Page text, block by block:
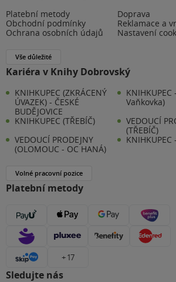
Platební metody
Doprava
Obchodní podmínky
Reklamace a
Ochrana osobních údajů
Nastavení
Vše důležité
Kariéra v Knihy Dobrovský
KNIHKUPEC (ZKRÁCENÝ
ÚVAZEK) - ČESKÉ
BUDĚJOVICE
Vaňkovka)
KNIHKUPEC (TŘEBÍČ)
VEDOUCÍ
(TŘEBÍČ)
VEDOUCÍ PRODEJNY
(OLOMOUC - OC HANÁ)
KNIHKUPEC
Volné pracovní pozice
Platební metody
+ 17
Sledujte nás